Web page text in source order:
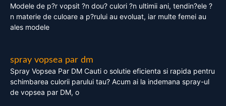
Modele de p?r vopsit ?n dou? culori ?n ultimii ani, tendin?ele ?
n materie de culoare a p?rului au evoluat, iar multe femei au
ales modele
spray vopsea par dm
Spray Vopsea Par DM Cauti o solutie eficienta si rapida pentru
schimbarea culorii parului tau? Acum ai la indemana spray-ul
de vopsea par DM, o